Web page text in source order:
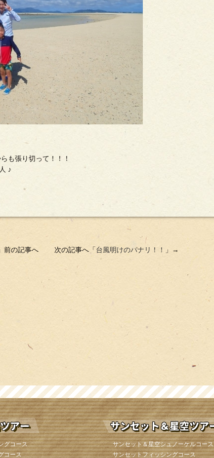
も張り切って！！！
♪
」前の記事へ 次の記事へ「台風明けのパナリ！！ 」→
グコース
コース
サンセット＆星空シュノーケルコース
サンセットフィッシングコース